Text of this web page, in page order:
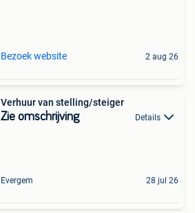
Bezoek website 2 aug 26
Verhuur van stelling/steiger
Zie omschrijving Details
Evergem 28 jul 26